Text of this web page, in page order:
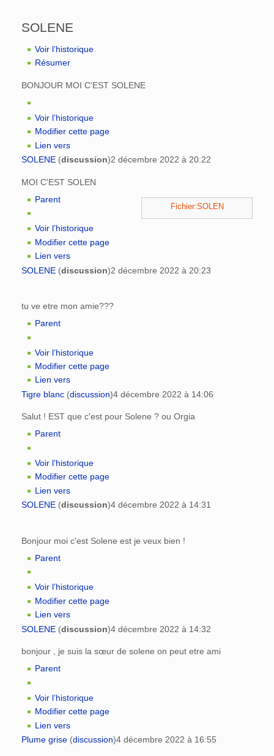
SOLENE
Voir l’historique
Résumer
BONJOUR MOI C'EST SOLENE
Voir l’historique
Modifier cette page
Lien vers
SOLENE (discussion)2 décembre 2022 à 20:22
MOI C'EST SOLEN
Fichier:SOLEN
Parent
Voir l’historique
Modifier cette page
Lien vers
SOLENE (discussion)2 décembre 2022 à 20:23
tu ve etre mon amie???
Parent
Voir l’historique
Modifier cette page
Lien vers
Tigre blanc (discussion)4 décembre 2022 à 14:06
Salut ! EST que c'est pour Solene ? ou Orgia
Parent
Voir l’historique
Modifier cette page
Lien vers
SOLENE (discussion)4 décembre 2022 à 14:31
Bonjour moi c'est Solene est je veux bien !
Parent
Voir l’historique
Modifier cette page
Lien vers
SOLENE (discussion)4 décembre 2022 à 14:32
bonjour , je suis la sœur de solene on peut etre ami
Parent
Voir l’historique
Modifier cette page
Lien vers
Plume grise (discussion)4 décembre 2022 à 16:55